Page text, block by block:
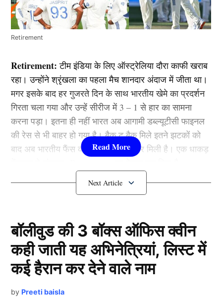
Retirement
Retirement: टीम इंडिया के लिए ऑस्ट्रेलिया दौरा काफी खराब
रहा। उन्होंने श्रृंखला का पहला मैच शानदार अंदाज में जीता था।
मगर इसके बाद हर गुजरते दिन के साथ भारतीय खेमे का प्रदर्शन
गिरता चला गया और उन्हें सीरीज में 3 – 1 से हार का सामना
करना पड़ा। इतना ही नहीं भारत अब आगामी डब्ल्यूटीसी फाइनल
की रेस से भी बाहर हो गया है। बैक टू बैक मिले इतने झटकों को
बाद अब भारतीय फैंस को एक और बुरी खबर मिली है। एक धाकड़
इस गेंदबाज ने लिया Retirement
बॉलीवुड की 3 बॉक्स ऑफिस क्वीन
कही जाती यह अभिनेत्रियां, लिस्ट में
कई हैरान कर देने वाले नाम
by Preeti baisla